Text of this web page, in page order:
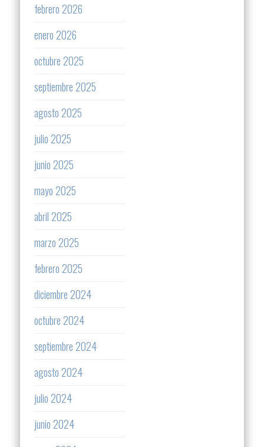
febrero 2026
enero 2026
octubre 2025
septiembre 2025
agosto 2025
julio 2025
junio 2025
mayo 2025
abril 2025
marzo 2025
febrero 2025
diciembre 2024
octubre 2024
septiembre 2024
agosto 2024
julio 2024
junio 2024